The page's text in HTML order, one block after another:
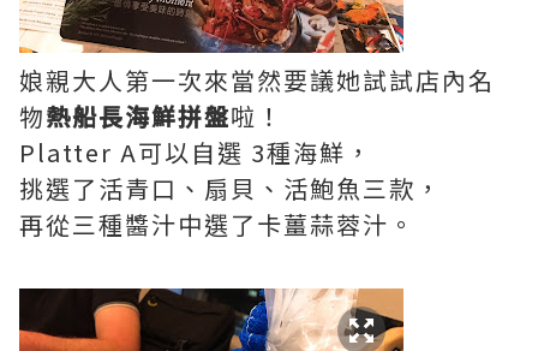
娘親大人第一次來當然要議她試試店內名
物熱船長海鮮拼盤啦！
Platter A可以自選 3種海鮮，
挑選了活青口、扇貝、活鮑魚三款，
再從三種醬汁中選了卡薑蒜蓉汁。